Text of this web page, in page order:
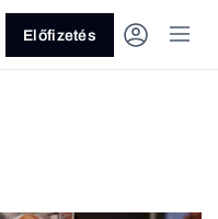
Előfizetés